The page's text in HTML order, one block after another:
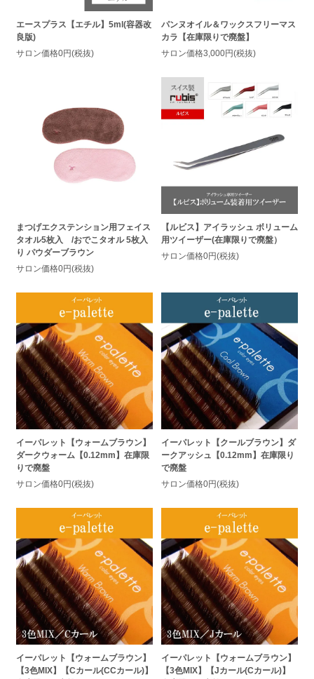
エースプラス【エチル】5ml(容器改
良版)
サロン価格0円(税抜)
パンヌオイル＆ワックスフリーマス
カラ【在庫限りで廃盤】
サロン価格3,000円(税抜)
まつげエクステンション用フェイス
タオル5枚入 /おでこタオル 5枚入
り パウダーブラウン
サロン価格0円(税抜)
【ルビス】アイラッシュ ボリューム
用ツイーザー(在庫限りで廃盤）
サロン価格0円(税抜)
イーパレット【ウォームブラウン】
ダークウォーム【0.12mm】在庫限
りで廃盤
サロン価格0円(税抜)
イーパレット【クールブラウン】ダ
ークアッシュ【0.12mm】在庫限り
で廃盤
サロン価格0円(税抜)
イーパレット【ウォームブラウン】
【3色MIX】【Cカール(CCカール)】
イーパレット【ウォームブラウン】
【3色MIX】【Jカール(Cカール)】